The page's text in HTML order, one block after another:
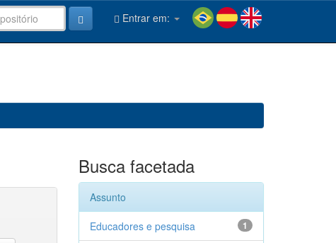
Entrar em:
Busca facetada
Assunto
1
Educadores e pesquisa